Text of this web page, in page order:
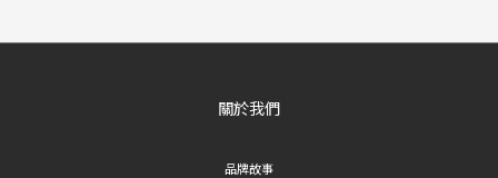
關於我們
品牌故事